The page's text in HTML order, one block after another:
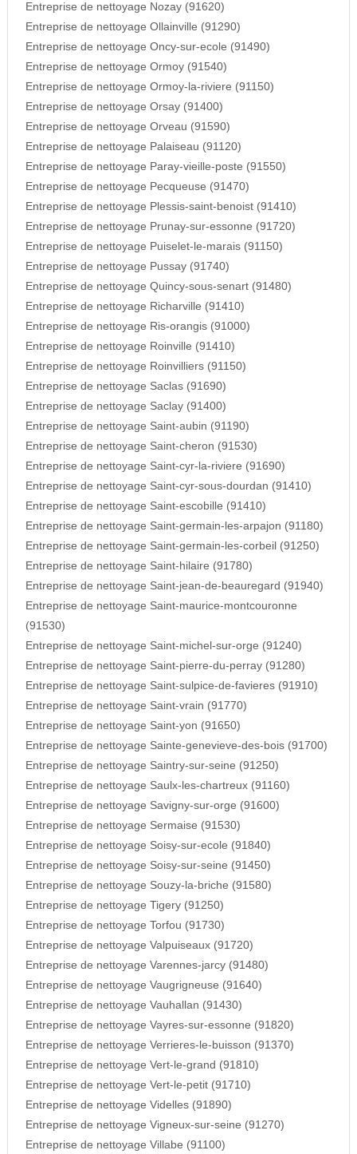
Entreprise de nettoyage Nozay (91620)
Entreprise de nettoyage Ollainville (91290)
Entreprise de nettoyage Oncy-sur-ecole (91490)
Entreprise de nettoyage Ormoy (91540)
Entreprise de nettoyage Ormoy-la-riviere (91150)
Entreprise de nettoyage Orsay (91400)
Entreprise de nettoyage Orveau (91590)
Entreprise de nettoyage Palaiseau (91120)
Entreprise de nettoyage Paray-vieille-poste (91550)
Entreprise de nettoyage Pecqueuse (91470)
Entreprise de nettoyage Plessis-saint-benoist (91410)
Entreprise de nettoyage Prunay-sur-essonne (91720)
Entreprise de nettoyage Puiselet-le-marais (91150)
Entreprise de nettoyage Pussay (91740)
Entreprise de nettoyage Quincy-sous-senart (91480)
Entreprise de nettoyage Richarville (91410)
Entreprise de nettoyage Ris-orangis (91000)
Entreprise de nettoyage Roinville (91410)
Entreprise de nettoyage Roinvilliers (91150)
Entreprise de nettoyage Saclas (91690)
Entreprise de nettoyage Saclay (91400)
Entreprise de nettoyage Saint-aubin (91190)
Entreprise de nettoyage Saint-cheron (91530)
Entreprise de nettoyage Saint-cyr-la-riviere (91690)
Entreprise de nettoyage Saint-cyr-sous-dourdan (91410)
Entreprise de nettoyage Saint-escobille (91410)
Entreprise de nettoyage Saint-germain-les-arpajon (91180)
Entreprise de nettoyage Saint-germain-les-corbeil (91250)
Entreprise de nettoyage Saint-hilaire (91780)
Entreprise de nettoyage Saint-jean-de-beauregard (91940)
Entreprise de nettoyage Saint-maurice-montcouronne
(91530)
Entreprise de nettoyage Saint-michel-sur-orge (91240)
Entreprise de nettoyage Saint-pierre-du-perray (91280)
Entreprise de nettoyage Saint-sulpice-de-favieres (91910)
Entreprise de nettoyage Saint-vrain (91770)
Entreprise de nettoyage Saint-yon (91650)
Entreprise de nettoyage Sainte-genevieve-des-bois (91700)
Entreprise de nettoyage Saintry-sur-seine (91250)
Entreprise de nettoyage Saulx-les-chartreux (91160)
Entreprise de nettoyage Savigny-sur-orge (91600)
Entreprise de nettoyage Sermaise (91530)
Entreprise de nettoyage Soisy-sur-ecole (91840)
Entreprise de nettoyage Soisy-sur-seine (91450)
Entreprise de nettoyage Souzy-la-briche (91580)
Entreprise de nettoyage Tigery (91250)
Entreprise de nettoyage Torfou (91730)
Entreprise de nettoyage Valpuiseaux (91720)
Entreprise de nettoyage Varennes-jarcy (91480)
Entreprise de nettoyage Vaugrigneuse (91640)
Entreprise de nettoyage Vauhallan (91430)
Entreprise de nettoyage Vayres-sur-essonne (91820)
Entreprise de nettoyage Verrieres-le-buisson (91370)
Entreprise de nettoyage Vert-le-grand (91810)
Entreprise de nettoyage Vert-le-petit (91710)
Entreprise de nettoyage Videlles (91890)
Entreprise de nettoyage Vigneux-sur-seine (91270)
Entreprise de nettoyage Villabe (91100)